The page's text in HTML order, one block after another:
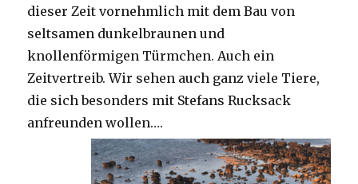
dieser Zeit vornehmlich mit dem Bau von
seltsamen dunkelbraunen und
knollenförmigen Türmchen. Auch ein
Zeitvertreib. Wir sehen auch ganz viele Tiere,
die sich besonders mit Stefans Rucksack
anfreunden wollen….